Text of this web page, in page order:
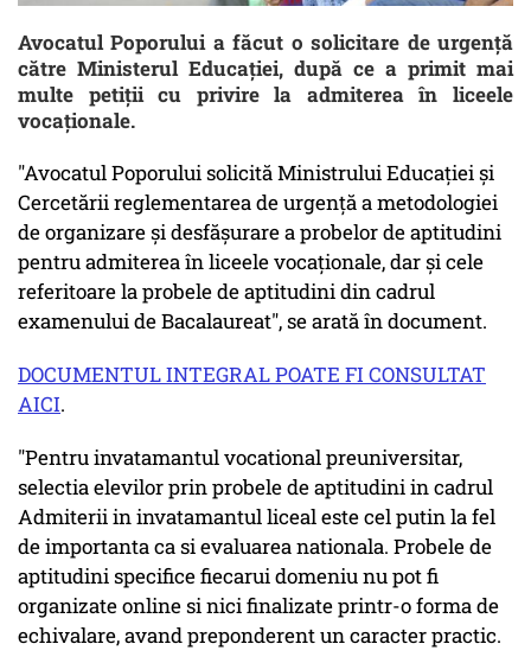
Avocatul Poporului a făcut o solicitare de urgenţă
către Ministerul Educaţiei, după ce a primit mai
multe petiţii cu privire la admiterea în liceele
vocaţionale.
"Avocatul Poporului solicită Ministrului Educaţiei şi
Cercetării reglementarea de urgenţă a metodologiei
de organizare şi desfăşurare a probelor de aptitudini
pentru admiterea în liceele vocaţionale, dar şi cele
referitoare la probele de aptitudini din cadrul
examenului de Bacalaureat", se arată în document.
DOCUMENTUL INTEGRAL POATE FI CONSULTAT
AICI.
"Pentru invatamantul vocational preuniversitar,
selectia elevilor prin probele de aptitudini in cadrul
Admiterii in invatamantul liceal este cel putin la fel
de importanta ca si evaluarea nationala. Probele de
aptitudini specifice fiecarui domeniu nu pot fi
organizate online si nici finalizate printr-o forma de
echivalare, avand preponderent un caracter practic.